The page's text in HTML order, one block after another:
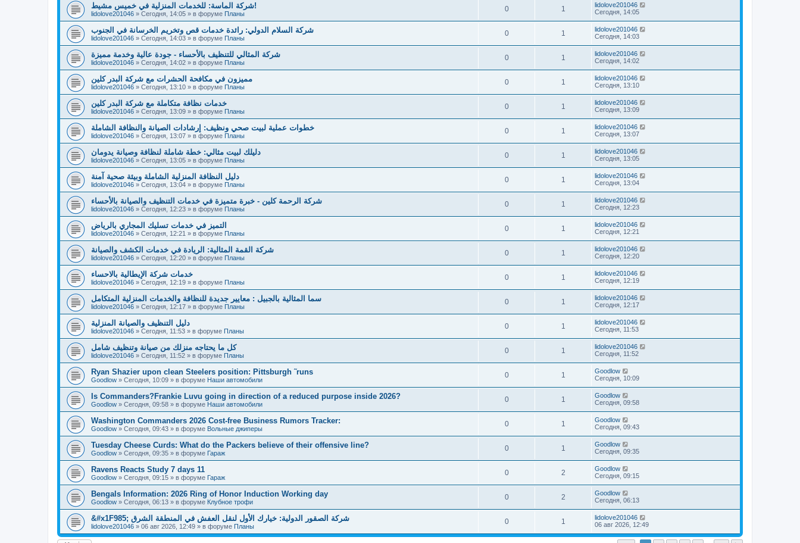
شركة الماسة: للخدمات المنزلية في خميس مشيط!
lidolove201046 » Сегодня, 14:05 » в форуме Планы
0 1
lidolove201046
Сегодня, 14:05
شركة السلام الدولي: رائدة خدمات قص وتخريم الخرسانة في الجنوب
lidolove201046 » Сегодня, 14:03 » в форуме Планы
0 1
lidolove201046
Сегодня, 14:03
شركة المثالي للتنظيف بالأحساء - جودة عالية وخدمة مميزة
lidolove201046 » Сегодня, 14:02 » в форуме Планы
0 1
lidolove201046
Сегодня, 14:02
مميزون في مكافحة الحشرات مع شركة البدر كلين
lidolove201046 » Сегодня, 13:10 » в форуме Планы
0 1
lidolove201046
Сегодня, 13:10
خدمات نظافة متكاملة مع شركة البدر كلين
lidolove201046 » Сегодня, 13:09 » в форуме Планы
0 1
lidolove201046
Сегодня, 13:09
خطوات عملية لبيت صحي ونظيف: إرشادات الصيانة والنظافة الشاملة
lidolove201046 » Сегодня, 13:07 » в форуме Планы
0 1
lidolove201046
Сегодня, 13:07
دليلك لبيت مثالي: خطة شاملة لنظافة وصيانة يدومان
lidolove201046 » Сегодня, 13:05 » в форуме Планы
0 1
lidolove201046
Сегодня, 13:05
دليل النظافة المنزلية الشاملة وبيئة صحية آمنة
lidolove201046 » Сегодня, 13:04 » в форуме Планы
0 1
lidolove201046
Сегодня, 13:04
شركة الرحمة كلين - خبرة متميزة في خدمات التنظيف والصيانة بالأحساء
lidolove201046 » Сегодня, 12:23 » в форуме Планы
0 1
lidolove201046
Сегодня, 12:23
التميز في خدمات تسليك المجاري بالرياض
lidolove201046 » Сегодня, 12:21 » в форуме Планы
0 1
lidolove201046
Сегодня, 12:21
شركة القمة المثالية: الريادة في خدمات الكشف والصيانة
lidolove201046 » Сегодня, 12:20 » в форуме Планы
0 1
lidolove201046
Сегодня, 12:20
خدمات شركة الإيطالية بالاحساء
lidolove201046 » Сегодня, 12:19 » в форуме Планы
0 1
lidolove201046
Сегодня, 12:19
سما المثالية بالجبيل : معايير جديدة للنظافة والخدمات المنزلية المتكامل
lidolove201046 » Сегодня, 12:17 » в форуме Планы
0 1
lidolove201046
Сегодня, 12:17
دليل التنظيف والصيانة المنزلية
lidolove201046 » Сегодня, 11:53 » в форуме Планы
0 1
lidolove201046
Сегодня, 11:53
كل ما يحتاجه منزلك من صيانة وتنظيف شامل
lidolove201046 » Сегодня, 11:52 » в форуме Планы
0 1
lidolove201046
Сегодня, 11:52
Ryan Shazier upon clean Steelers position: Pittsburgh ˜runs
Goodlow » Сегодня, 10:09 » в форуме Наши автомобили
0 1
Goodlow
Сегодня, 10:09
Is Commanders?Frankie Luvu going in direction of a reduced purpose inside 2026?
Goodlow » Сегодня, 09:58 » в форуме Наши автомобили
0 1
Goodlow
Сегодня, 09:58
Washington Commanders 2026 Cost-free Business Rumors Tracker:
Goodlow » Сегодня, 09:43 » в форуме Вольные джиперы
0 1
Goodlow
Сегодня, 09:43
Tuesday Cheese Curds: What do the Packers believe of their offensive line?
Goodlow » Сегодня, 09:35 » в форуме Гараж
0 1
Goodlow
Сегодня, 09:35
Ravens Reacts Study 7 days 11
Goodlow » Сегодня, 09:15 » в форуме Гараж
0 2
Goodlow
Сегодня, 09:15
Bengals Information: 2026 Ring of Honor Induction Working day
Goodlow » Сегодня, 06:13 » в форуме Клубное трофи
0 2
Goodlow
Сегодня, 06:13
&#x1F985; شركة الصقور الدولية: خيارك الأول لنقل العفش في المنطقة الشرق
lidolove201046 » 06 авг 2026, 12:49 » в форуме Планы
0 1
lidolove201046
06 авг 2026, 12:49